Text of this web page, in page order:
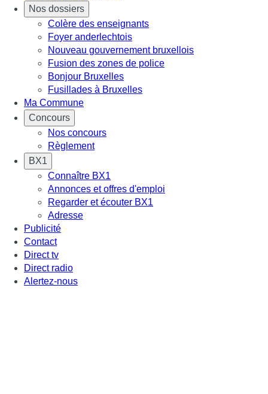
Nos dossiers
Colère des enseignants
Foyer anderlechtois
Nouveau gouvernement bruxellois
Fusion des zones de police
Bonjour Bruxelles
Fusillades à Bruxelles
Ma Commune
Concours
Nos concours
Règlement
BX1
Connaître BX1
Annonces et offres d'emploi
Regarder et écouter BX1
Adresse
Publicité
Contact
Direct tv
Direct radio
Alertez-nous